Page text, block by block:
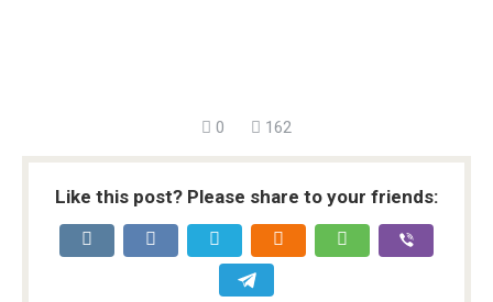
0 162
Like this post? Please share to your friends: